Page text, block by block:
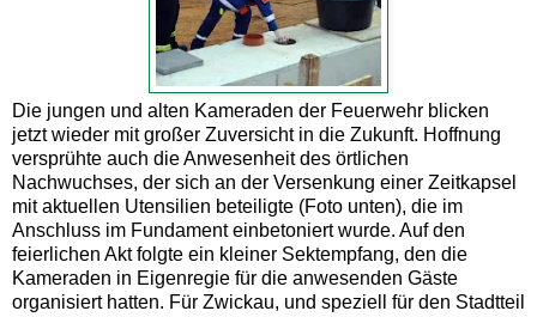
Die jungen und alten Kameraden der Feuerwehr blicken
jetzt wieder mit großer Zuversicht in die Zukunft. Hoffnung
versprühte auch die Anwesenheit des örtlichen
Nachwuchses, der sich an der Versenkung einer Zeitkapsel
mit aktuellen Utensilien beteiligte (Foto unten), die im
Anschluss im Fundament einbetoniert wurde. Auf den
feierlichen Akt folgte ein kleiner Sektempfang, den die
Kameraden in Eigenregie für die anwesenden Gäste
organisiert hatten. Für Zwickau, und speziell für den Stadtteil